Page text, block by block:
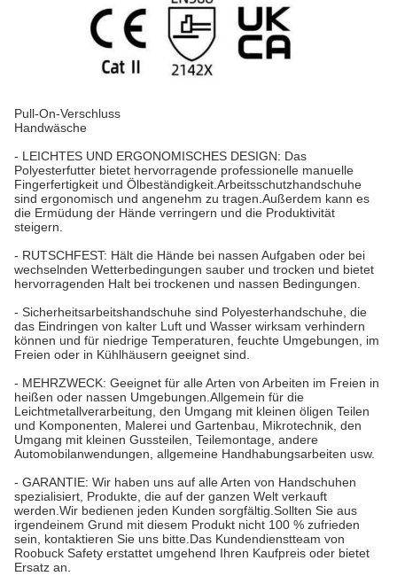
Pull-On-Verschluss
Handwäsche
- LEICHTES UND ERGONOMISCHES DESIGN: Das
Polyesterfutter bietet hervorragende professionelle manuelle
Fingerfertigkeit und Ölbeständigkeit.Arbeitsschutzhandschuhe
sind ergonomisch und angenehm zu tragen.Außerdem kann es
die Ermüdung der Hände verringern und die Produktivität
steigern.
- RUTSCHFEST: Hält die Hände bei nassen Aufgaben oder bei
wechselnden Wetterbedingungen sauber und trocken und bietet
hervorragenden Halt bei trockenen und nassen Bedingungen.
- Sicherheitsarbeitshandschuhe sind Polyesterhandschuhe, die
das Eindringen von kalter Luft und Wasser wirksam verhindern
können und für niedrige Temperaturen, feuchte Umgebungen, im
Freien oder in Kühlhäusern geeignet sind.
- MEHRZWECK: Geeignet für alle Arten von Arbeiten im Freien in
heißen oder nassen Umgebungen.Allgemein für die
Leichtmetallverarbeitung, den Umgang mit kleinen öligen Teilen
und Komponenten, Malerei und Gartenbau, Mikrotechnik, den
Umgang mit kleinen Gussteilen, Teilemontage, andere
Automobilanwendungen, allgemeine Handhabungsarbeiten usw.
- GARANTIE: Wir haben uns auf alle Arten von Handschuhen
spezialisiert, Produkte, die auf der ganzen Welt verkauft
werden.Wir bedienen jeden Kunden sorgfältig.Sollten Sie aus
irgendeinem Grund mit diesem Produkt nicht 100 % zufrieden
sein, kontaktieren Sie uns bitte.Das Kundendienstteam von
Roobuck Safety erstattet umgehend Ihren Kaufpreis oder bietet
Ersatz an.